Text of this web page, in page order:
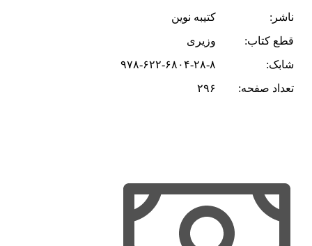
ناشر:
کتیبه نوین
قطع کتاب:
وزیری
شابک:
۹۷۸-۶۲۲-۶۸۰۴-۲۸-۸
تعداد صفحه:
۲۹۶